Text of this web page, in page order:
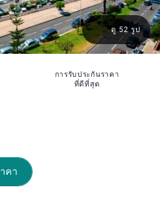
การรับประกันราคา
ที่ดีที่สุด
ดู 52 รูป
คา